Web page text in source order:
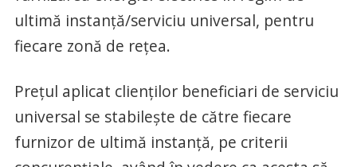
ultimă instanţă/serviciu universal, pentru
fiecare zonă de reţea.
Preţul aplicat clienţilor beneficiari de serviciu
universal se stabileşte de către fiecare
furnizor de ultimă instanţă, pe criterii